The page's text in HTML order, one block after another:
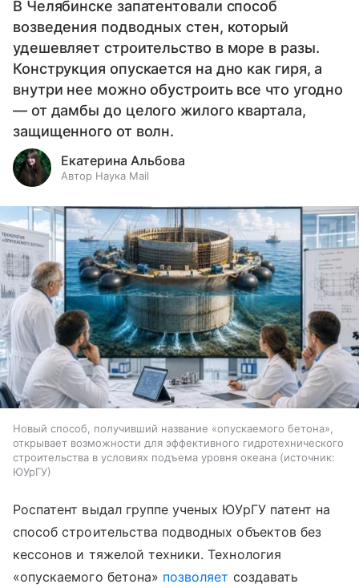
В Челябинске запатентовали способ
возведения подводных стен, который
удешевляет строительство в море в разы.
Конструкция опускается на дно как гиря, а
внутри нее можно обустроить все что угодно
— от дамбы до целого жилого квартала,
защищенного от волн.
Екатерина Альбова
Автор Наука Mail
Новый способ, получивший название «опускаемого бетона»,
открывает возможности для эффективного гидротехнического
строительства в условиях подъема уровня океана
источник:
ЮУрГУ
Роспатент выдал группе ученых ЮУрГУ патент на
способ строительства подводных объектов без
кессонов и тяжелой техники. Технология
«опускаемого бетона» позволяет создавать